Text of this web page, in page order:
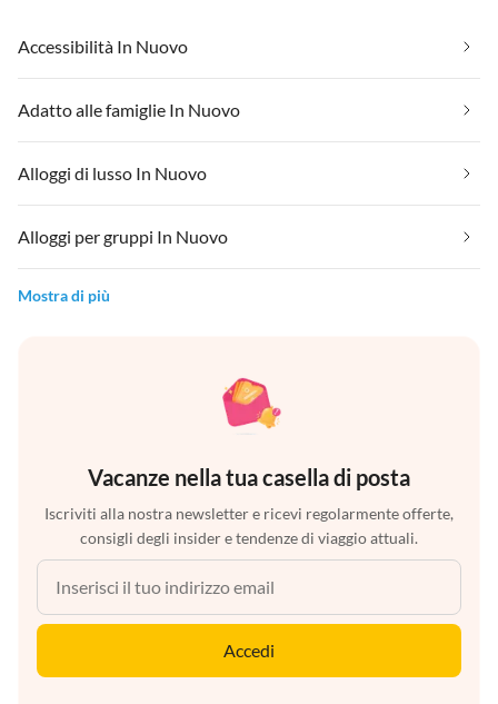
Accessibilità In Nuovo
Adatto alle famiglie In Nuovo
Alloggi di lusso In Nuovo
Alloggi per gruppi In Nuovo
Mostra di più
Vacanze nella tua casella di posta
Iscriviti alla nostra newsletter e ricevi regolarmente offerte,
consigli degli insider e tendenze di viaggio attuali.
Accedi